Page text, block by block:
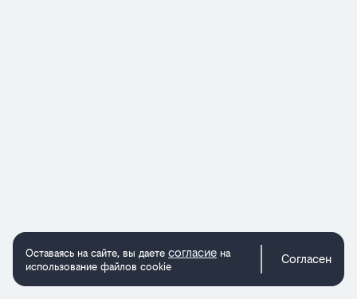
Оставаясь на сайте, вы даете согласие на
использование файлов cookie
Согласен